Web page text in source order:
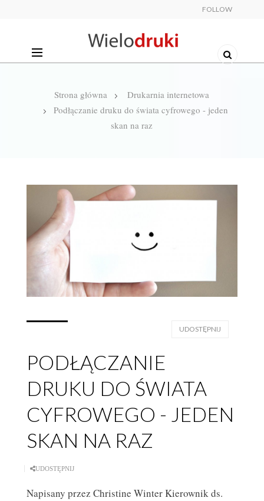
FOLLOW
Strona główna
Drukarnia internetowa
Podłączanie druku do świata cyfrowego - jeden
skan na raz
UDOSTĘPNIJ
PODŁĄCZANIE
DRUKU DO ŚWIATA
CYFROWEGO - JEDEN
SKAN NA RAZ
UDOSTĘPNIJ
Napisany przez Christine Winter Kierownik ds.